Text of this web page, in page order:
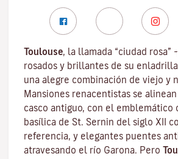
Toulouse, la llamada “ciudad rosa”
rosados y brillantes de su
una alegre combinación de viejo y
Mansiones renacentistas se
casco antiguo, con el emblemático
basílica de St. Sernin del siglo XII
referencia, y elegantes puentes
atravesando el río Garona. Pero